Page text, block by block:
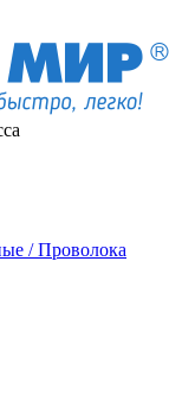
/ Проволока